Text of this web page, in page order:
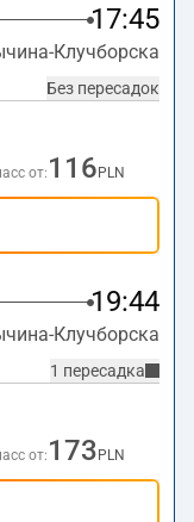
17:45
Клучборска
Без пересадок
от: 116 PLN
19:44
Клучборска
1 пересадка
от: 173 PLN